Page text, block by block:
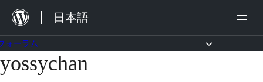
を
ス
キ
日本語
ォーラム
コ
ン
yossychan